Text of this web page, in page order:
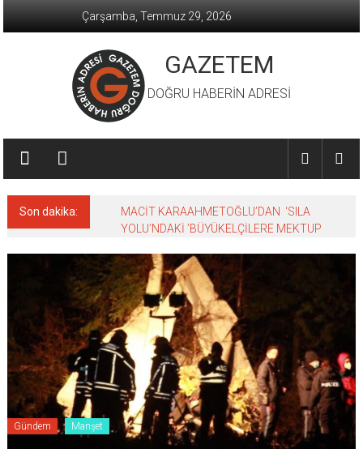
Çarşamba, Temmuz 29, 2026
GAZETEM
DOĞRU HABERİN ADRESİ
Son dakika:
MACİT KARAAHMETOĞLU’DAN ‘SILA
YOLU’NDAKİ ’BÜYÜKELÇİLERE MEKTUP
Gündem Manşet